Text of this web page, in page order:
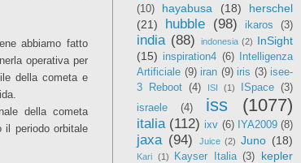
abbiamo fatto
operativa per
della cometa e
della cometa
il periodo orbitale
(10)
hayabusa (18)
herschel
(21)
hubble (98) ikaros (3)
india (88) indonesia (2) InSight
(15) inspiration4 (6)
Intelligenza
Artificiale (9) iran (9) iris (3) isee-
3 Reboot (4) ISI (1) ISpace (3)
israele
(4) iss (1077)
italia (112) ixv (6) IYA2009 (8)
jaxa (94) Juice (2) Juno (18)
Kari (1) Kayser Italia (3)
kepler